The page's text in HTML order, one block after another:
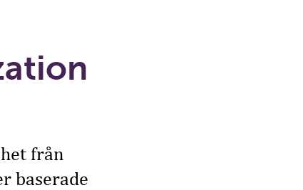
från
baserade